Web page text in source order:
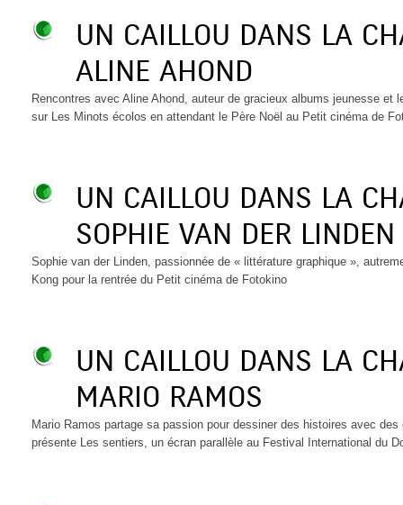
UN CAILLOU DANS LA
ALINE AHOND
Rencontres avec Aline Ahond, auteur de gracieux albums jeunesse et
sur Les Minots écolos en attendant le Père Noël au Petit cinéma de
UN CAILLOU DANS LA
SOPHIE VAN DER LINDEN
Sophie van der Linden, passionnée de « littérature graphique »,
Kong pour la rentrée du Petit cinéma de Fotokino
UN CAILLOU DANS LA
MARIO RAMOS
Mario Ramos partage sa passion pour dessiner des histoires avec des
présente Les sentiers, un écran parallèle au Festival International du